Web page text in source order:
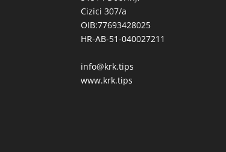
Cizici 307/a
OIB:77693428025
HR-AB-51-040027211
info@krk.tips
www.krk.tips